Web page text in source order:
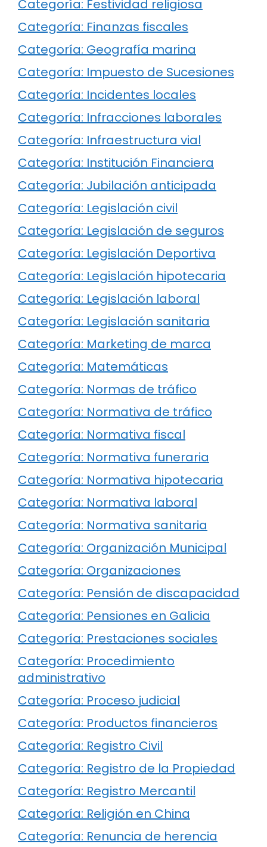
Categoría: Festividad religiosa
Categoría: Finanzas fiscales
Categoría: Geografía marina
Categoría: Impuesto de Sucesiones
Categoría: Incidentes locales
Categoría: Infracciones laborales
Categoría: Infraestructura vial
Categoría: Institución Financiera
Categoría: Jubilación anticipada
Categoría: Legislación civil
Categoría: Legislación de seguros
Categoría: Legislación Deportiva
Categoría: Legislación hipotecaria
Categoría: Legislación laboral
Categoría: Legislación sanitaria
Categoría: Marketing de marca
Categoría: Matemáticas
Categoría: Normas de tráfico
Categoría: Normativa de tráfico
Categoría: Normativa fiscal
Categoría: Normativa funeraria
Categoría: Normativa hipotecaria
Categoría: Normativa laboral
Categoría: Normativa sanitaria
Categoría: Organización Municipal
Categoría: Organizaciones
Categoría: Pensión de discapacidad
Categoría: Pensiones en Galicia
Categoría: Prestaciones sociales
Categoría: Procedimiento
administrativo
Categoría: Proceso judicial
Categoría: Productos financieros
Categoría: Registro Civil
Categoría: Registro de la Propiedad
Categoría: Registro Mercantil
Categoría: Religión en China
Categoría: Renuncia de herencia